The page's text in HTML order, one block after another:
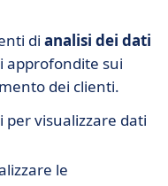
di analisi dei dati
sui
dei clienti.
per visualizzare dati
le